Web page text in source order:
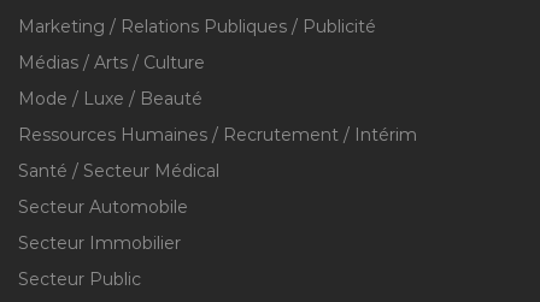
Marketing / Relations Publiques / Publicité
Médias / Arts / Culture
Mode / Luxe / Beauté
Ressources Humaines / Recrutement / Intérim
Santé / Secteur Médical
Secteur Automobile
Secteur Immobilier
Secteur Public